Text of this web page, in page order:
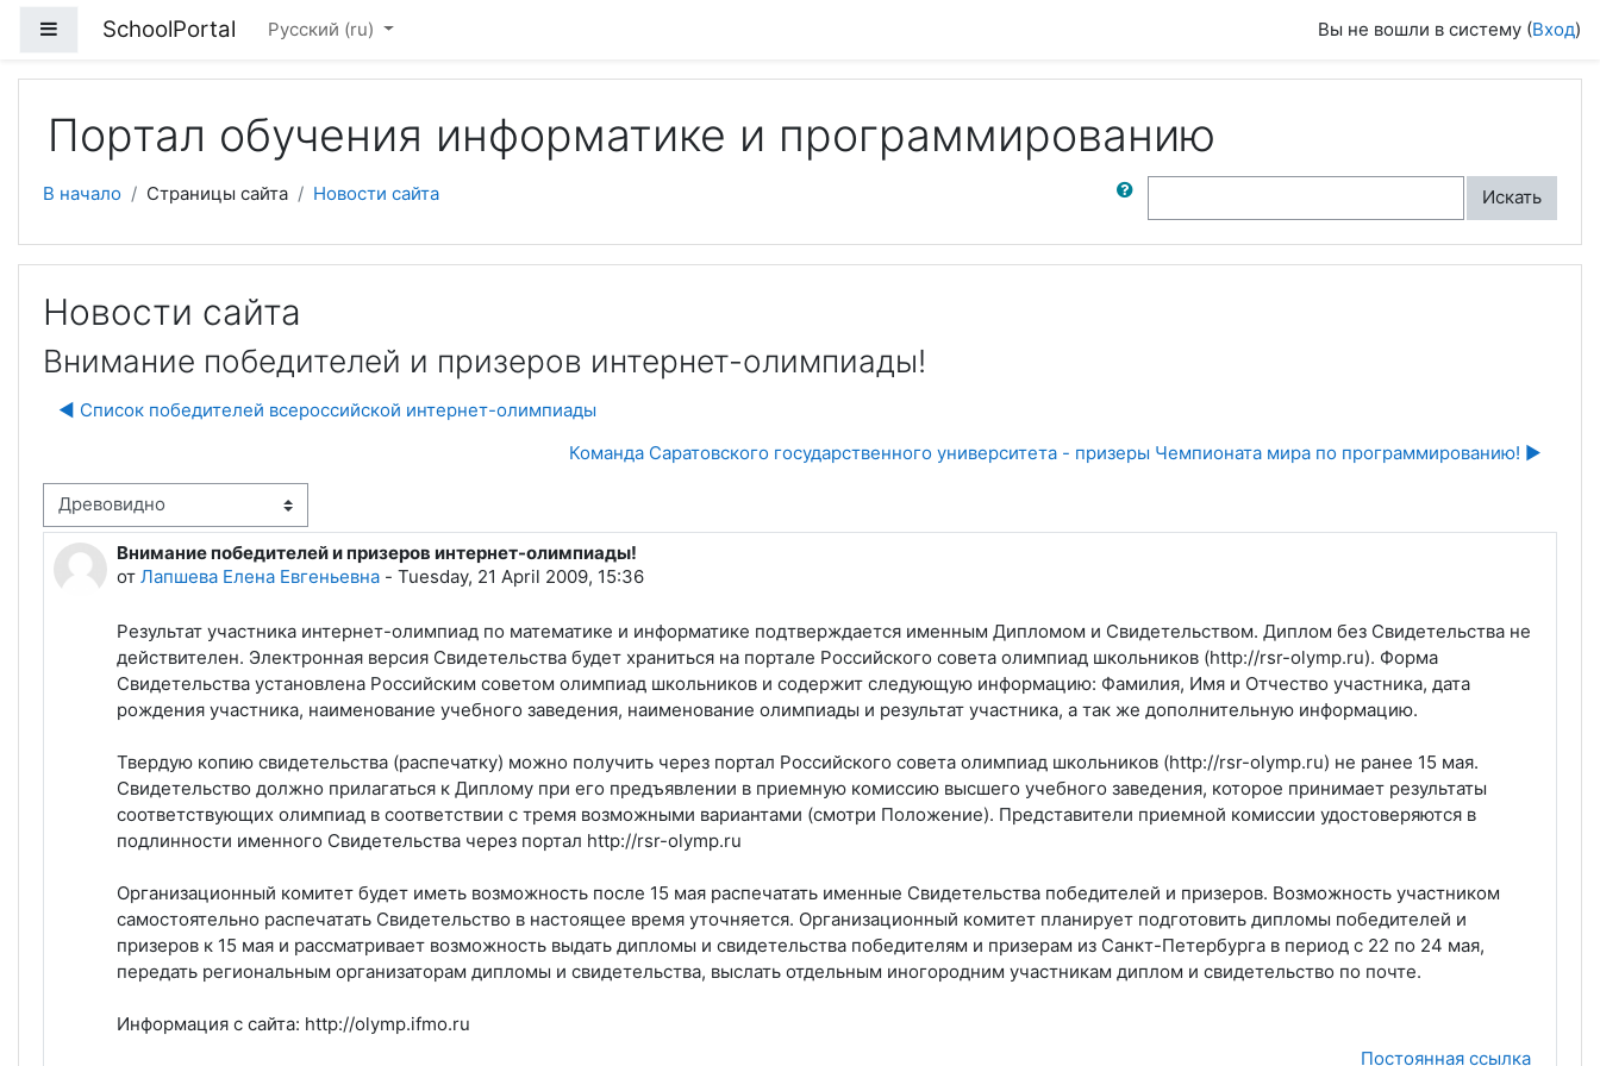
Боковая панель
SchoolPortal Русский ‎(ru)‎ Вы не вошли в систему (Вход)
Портал обучения информатике и программированию
В начало Страницы сайта Новости сайта
Поиск по форумам
Искать
Новости сайта
Внимание победителей и призеров интернет-олимпиады!
◀︎ Список победителей всероссийской интернет-олимпиады
Команда Саратовского государственного университета - призеры Чемпионата мира по программированию! ▶︎
отображения
Внимание победителей и призеров интернет-олимпиады!
от Лапшева Елена Евгеньевна - Tuesday, 21 April 2009, 15:36
Количество ответов: 0
Результат участника интернет-олимпиад по математике и информатике подтверждается именным Дипломом и Свидетельством. Диплом без Свидетельства не
действителен. Электронная версия Свидетельства будет храниться на портале Российского совета олимпиад школьников (http://rsr-olymp.ru). Форма
Свидетельства установлена Российским советом олимпиад школьников и содержит следующую информацию: Фамилия, Имя и Отчество участника, дата
рождения участника, наименование учебного заведения, наименование олимпиады и результат участника, а так же дополнительную информацию.
Твердую копию свидетельства (распечатку) можно получить через портал Российского совета олимпиад школьников (http://rsr-olymp.ru) не ранее 15 мая.
Свидетельство должно прилагаться к Диплому при его предъявлении в приемную комиссию высшего учебного заведения, которое принимает результаты
соответствующих олимпиад в соответствии с тремя возможными вариантами (смотри Положение). Представители приемной комиссии удостоверяются в
подлинности именного Свидетельства через портал http://rsr-olymp.ru
Организационный комитет будет иметь возможность после 15 мая распечатать именные Свидетельства победителей и призеров. Возможность участником
самостоятельно распечатать Свидетельство в настоящее время уточняется. Организационный комитет планирует подготовить дипломы победителей и
призеров к 15 мая и рассматривает возможность выдать дипломы и свидетельства победителям и призерам из Санкт-Петербурга в период с 22 по 24 мая,
передать региональным организаторам дипломы и свидетельства, выслать отдельным иногородним участникам диплом и свидетельство по почте.
Информация с сайта: http://olymp.ifmo.ru
Постоянная ссылка